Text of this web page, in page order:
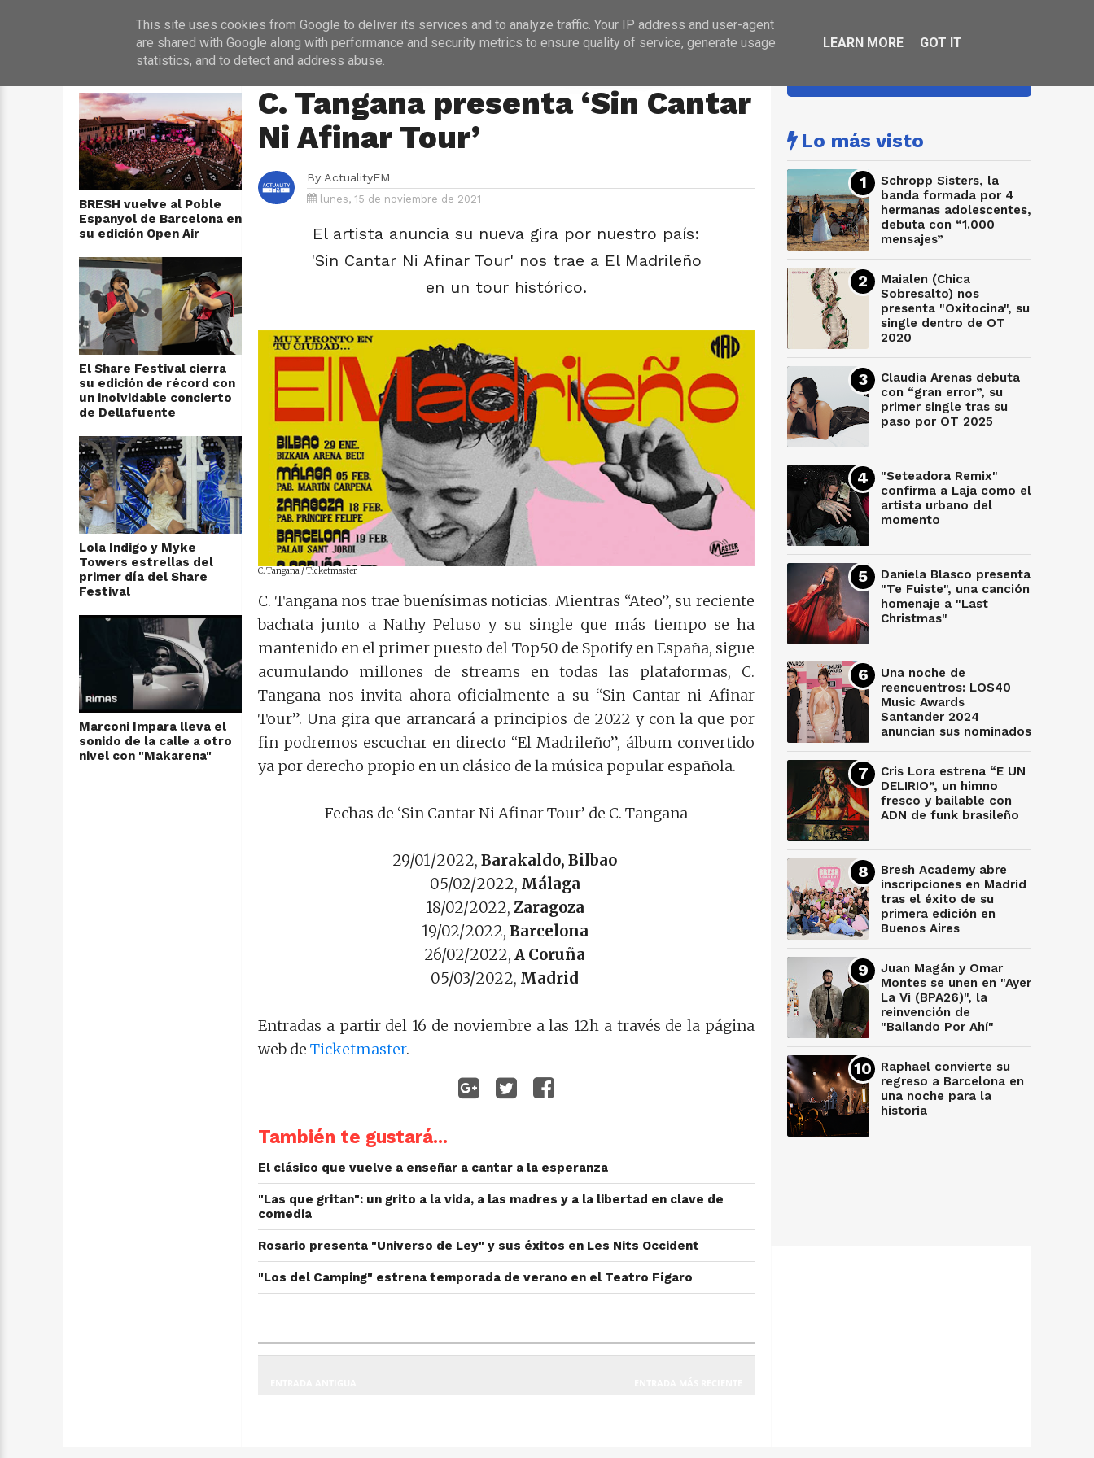
INICIO NOTICIAS PROGRAMACIÓN ENTREVISTAS
BRESH vuelve al Poble
Espanyol de Barcelona en
su edición Open Air
El Share Festival cierra
su edición de récord con
un inolvidable concierto
de Dellafuente
Lola Indigo y Myke
Towers estrellas del
primer día del Share
Festival
Marconi Impara lleva el
sonido de la calle a otro
nivel con "Makarena"
C. Tangana presenta ‘Sin Cantar
Ni Afinar Tour’
By ActualityFM
lunes, 15 de noviembre de 2021
El artista anuncia su nueva gira por nuestro país:
'Sin Cantar Ni Afinar Tour' nos trae a El Madrileño
en un tour histórico.
C. Tangana / Ticketmaster
C. Tangana nos trae buenísimas noticias. Mientras “Ateo”, su reciente
bachata junto a Nathy Peluso y su single que más tiempo se ha
mantenido en el primer puesto del Top50 de Spotify en España, sigue
acumulando millones de streams en todas las plataformas, C.
Tangana nos invita ahora oficialmente a su “Sin Cantar ni Afinar
Tour”. Una gira que arrancará a principios de 2022 y con la que por
fin podremos escuchar en directo “El Madrileño”, álbum convertido
ya por derecho propio en un clásico de la música popular española.
Fechas de ‘Sin Cantar Ni Afinar Tour’ de C. Tangana
29/01/2022, Barakaldo, Bilbao
05/02/2022, Málaga
18/02/2022, Zaragoza
19/02/2022, Barcelona
26/02/2022, A Coruña
05/03/2022, Madrid
Entradas a partir del 16 de noviembre a las 12h a través de la página
web de Ticketmaster.
También te gustará...
El clásico que vuelve a enseñar a cantar a la esperanza
"Las que gritan": un grito a la vida, a las madres y a la libertad en clave de
comedia
Rosario presenta "Universo de Ley" y sus éxitos en Les Nits Occident
"Los del Camping" estrena temporada de verano en el Teatro Fígaro
Lo más visto
Schropp Sisters, la
banda formada por 4
hermanas adolescentes,
debuta con “1.000
mensajes”
Maialen (Chica
Sobresalto) nos
presenta "Oxitocina", su
single dentro de OT
2020
Claudia Arenas debuta
con “gran error”, su
primer single tras su
paso por OT 2025
"Seteadora Remix"
confirma a Laja como el
artista urbano del
momento
Daniela Blasco presenta
"Te Fuiste", una canción
homenaje a "Last
Christmas"
Una noche de
reencuentros: LOS40
Music Awards
Santander 2024
anuncian sus nominados
Cris Lora estrena “E UN
DELIRIO”, un himno
fresco y bailable con
ADN de funk brasileño
Bresh Academy abre
inscripciones en Madrid
tras el éxito de su
primera edición en
Buenos Aires
Juan Magán y Omar
Montes se unen en "Ayer
La Vi (BPA26)", la
reinvención de
"Bailando Por Ahí"
Raphael convierte su
regreso a Barcelona en
una noche para la
historia
This site uses cookies from Google to deliver its services and to analyze traffic. Your IP address and user-agent
are shared with Google along with performance and security metrics to ensure quality of service, generate usage
statistics, and to detect and address abuse.
LEARN MORE GOT IT